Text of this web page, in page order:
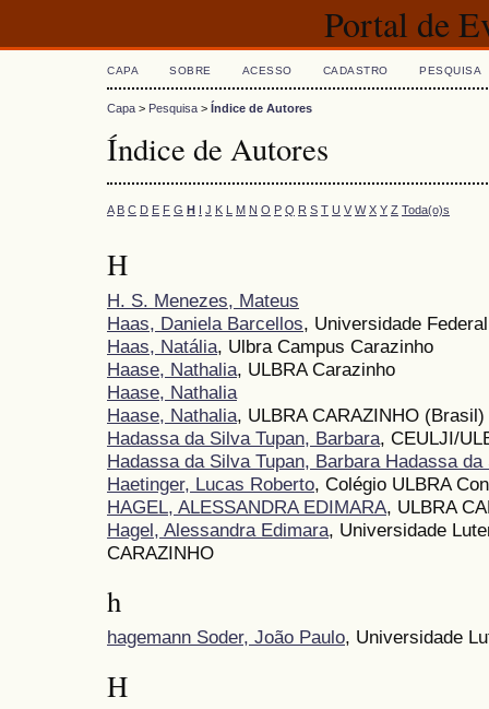
Portal de
CAPA SOBRE ACESSO CADASTRO PESQUISA
Capa > Pesquisa > Índice de Autores
Índice de Autores
A B C D E F G H I J K L M N O P Q R S T U V W X Y Z Toda(o)s
H
H. S. Menezes, Mateus
Haas, Daniela Barcellos, Universidade
Haas, Natália, Ulbra Campus Carazinho
Haase, Nathalia, ULBRA Carazinho
Haase, Nathalia
Haase, Nathalia, ULBRA CARAZINHO (Brasil)
Hadassa da Silva Tupan, Barbara, CEULJI/
Hadassa da Silva Tupan, Barbara Hadassa da
Haetinger, Lucas Roberto, Colégio ULBRA
HAGEL, ALESSANDRA EDIMARA, ULBRA
Hagel, Alessandra Edimara, Universidade
CARAZINHO
h
hagemann Soder, João Paulo, Universidade
H